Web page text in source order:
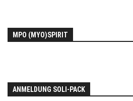
MPO (MYO)SPIRIT
ANMELDUNG SOLI-PACK